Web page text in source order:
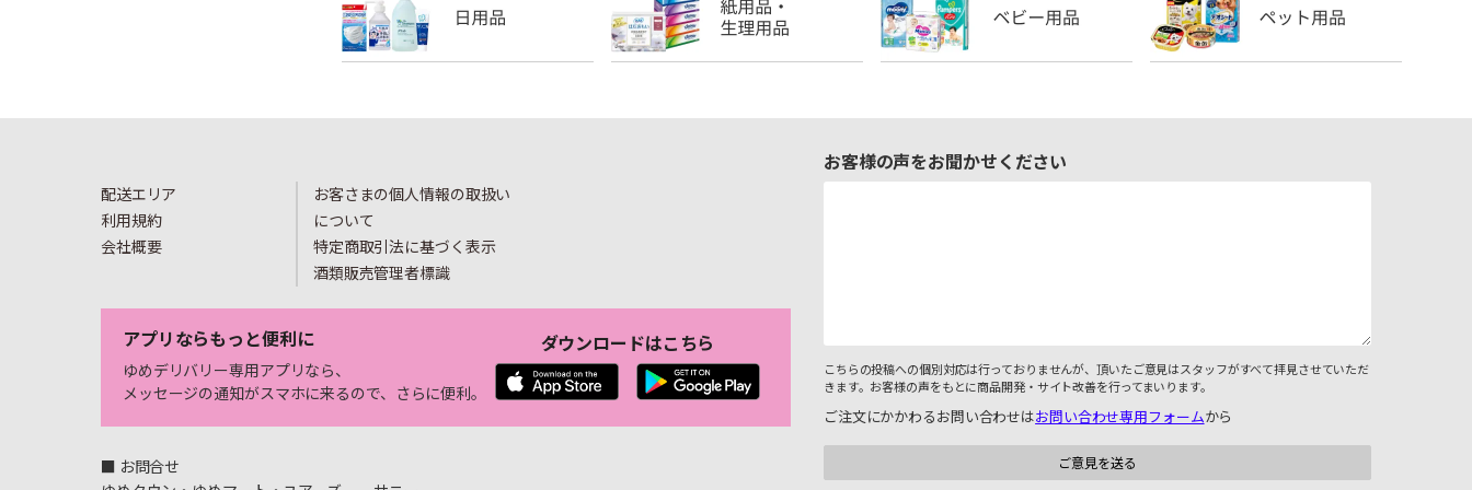
配送エリア
利用規約
会社概要
お客さまの個人情報の取扱い
について
特定商取引法に基づく表示
酒類販売管理者標識
アプリならもっと便利に
ゆめデリバリー専用アプリなら、
メッセージの通知がスマホに来るので、さらに便利。
ダウンロードはこちら
■ お問合せ
お客様の声をお聞かせください
こちらの投稿への個別対応は行っておりませんが、頂いたご意見はスタッフがすべて拝見させていただ
きます。お客様の声をもとに商品開発・サイト改善を行ってまいります。
ご注文にかかわるお問い合わせはお問い合わせ専用フォームから